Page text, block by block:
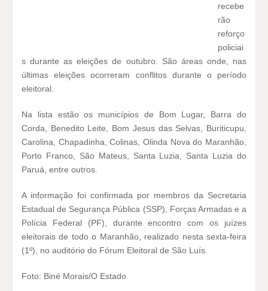
recebe
rão
reforço
policiai
s durante as eleições de outubro. São áreas onde, nas
últimas eleições ocorreram conflitos durante o período
eleitoral.
Na lista estão os municípios de Bom Lugar, Barra do
Corda, Benedito Leite, Bom Jesus das Selvas, Buriticupu,
Carolina, Chapadinha, Colinas, Olinda Nova do Maranhão,
Porto Franco, São Mateus, Santa Luzia, Santa Luzia do
Paruá, entre outros.
A informação foi confirmada por membros da Secretaria
Estadual de Segurança Pública (SSP), Forças Armadas e a
Polícia Federal (PF), durante encontro com os juízes
eleitorais de todo o Maranhão, realizado nesta sexta-feira
(1º), no auditório do Fórum Eleitoral de São Luís.
Foto: Biné Morais/O Estado